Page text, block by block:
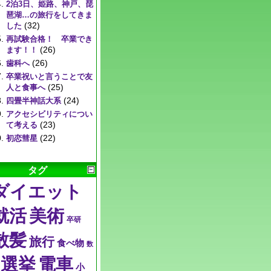
2泊3日、姫路、神戸、琵
琶湖…の旅行をしてきま
した (32)
再試験合格！ 卒業でき
ます！！
(26)
歯科へ(26)
卒業祝いと言うことで友
人と食事へ(25)
四畳半神話大系 (24)
アクセシビリティについ
て考える (23)
初恋彗星 (22)
タグ
イエット
活美術 卒研
髪旅行 食べ物 数
選挙 電車 小